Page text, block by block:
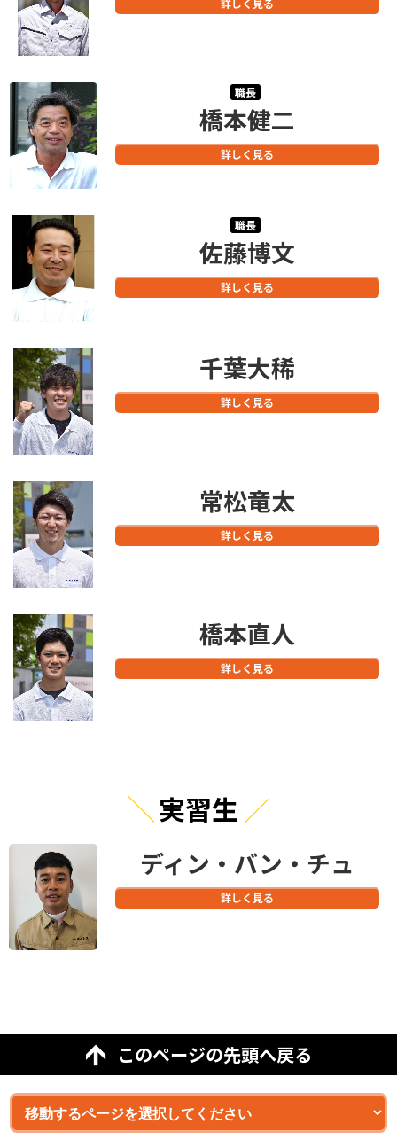
詳しく見る
職長
橋本健二
詳しく見る
職長
佐藤博文
詳しく見る
千葉大稀
詳しく見る
常松竜太
詳しく見る
橋本直人
詳しく見る
実習生
ディン・バン・チュ
詳しく見る
このページの先頭へ戻る